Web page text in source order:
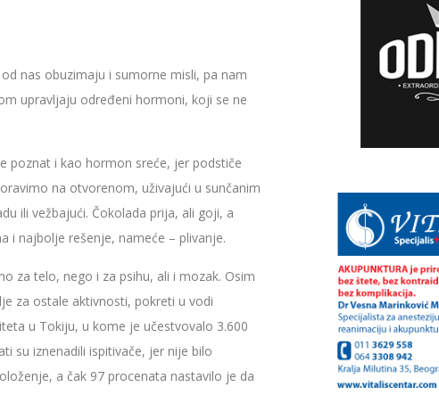
nas obuzimaju i sumorne misli, pa nam
upravljaju određeni hormoni, koji se ne
poznat i kao hormon sreće, jer podstiče
na otvorenom, uživajući u sunčanim
ili vežbajući. Čokolada prija, ali goji, a
i najbolje rešenje, nameće – plivanje.
za telo, nego i za psihu, ali i mozak. Osim
za ostale aktivnosti, pokreti u vodi
u Tokiju, u kome je učestvovalo 3.600
su iznenadili ispitivače, jer nije bilo
a čak 97 procenata nastavilo je da